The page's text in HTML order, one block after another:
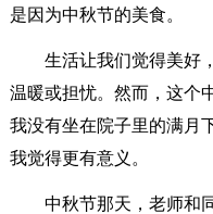
是因为中秋节的美食。
生活让我们觉得美好
温暖或担忧。然而，这个
我没有坐在院子里的满月
我觉得更有意义。
中秋节那天，老师和